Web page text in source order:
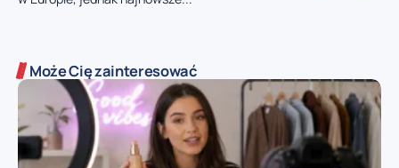
Może Cię zainteresować